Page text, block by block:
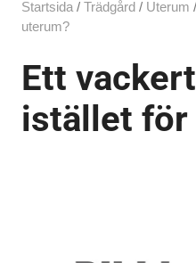
Startsida / Trädgård / Uterum /
uterum?
Ett
istället för